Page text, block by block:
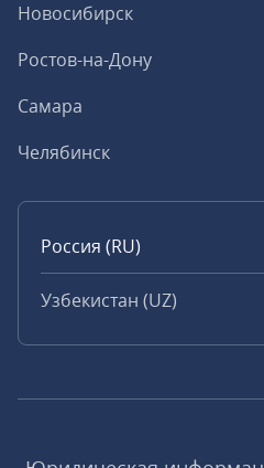
Новосибирск
Ростов-на-Дону
Самара
Челябинск
Россия (RU)
Узбекистан (UZ)